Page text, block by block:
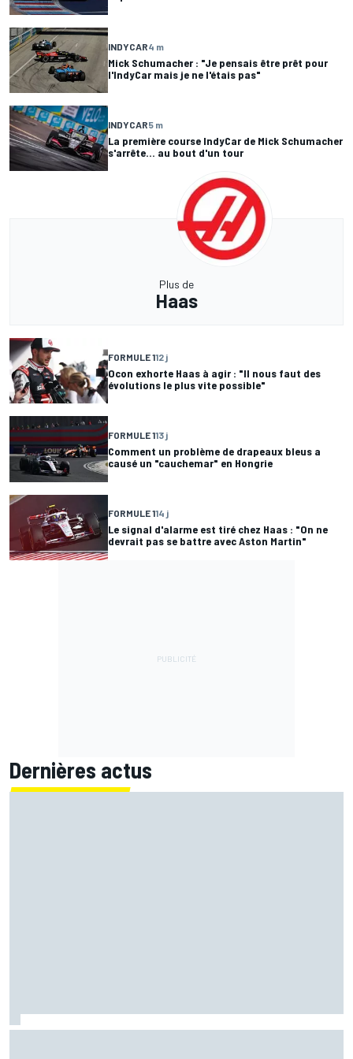
INDYCAR4 m
Mick Schumacher : "Je pensais être prêt pour
l'IndyCar mais je ne l'étais pas"
INDYCAR5 m
La première course IndyCar de Mick Schumacher
s'arrête... au bout d'un tour
Plus de
Haas
FORMULE 112 j
Ocon exhorte Haas à agir : "Il nous faut des
évolutions le plus vite possible"
FORMULE 113 j
Comment un problème de drapeaux bleus a
causé un "cauchemar" en Hongrie
FORMULE 114 j
Le signal d'alarme est tiré chez Haas : "On ne
devrait pas se battre avec Aston Martin"
Dernières actus